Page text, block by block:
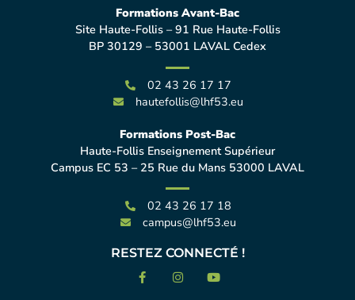
Formations Avant-Bac
Site Haute-Follis – 91 Rue Haute-Follis
BP 30129 – 53001 LAVAL Cedex
02 43 26 17 17
hautefollis@lhf53.eu
Formations Post-Bac
Haute-Follis Enseignement Supérieur
Campus EC 53 – 25 Rue du Mans 53000 LAVAL
02 43 26 17 18
campus@lhf53.eu
RESTEZ CONNECTÉ !